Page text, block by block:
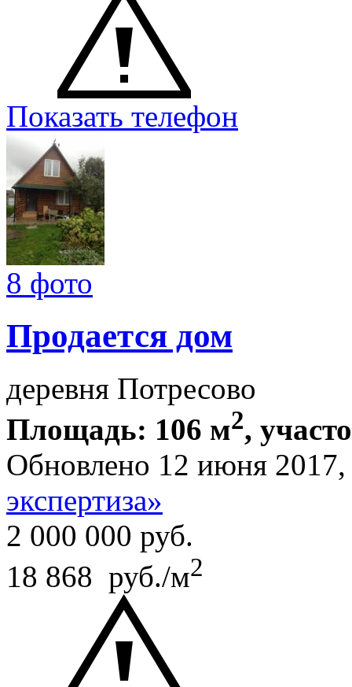
Показать телефон
8 фото
Продается дом
деревня Потресово
Площадь: 106 м2,
Обновлено 12 июня
экспертиза»
2 000 000 руб.
18 868 руб./м2